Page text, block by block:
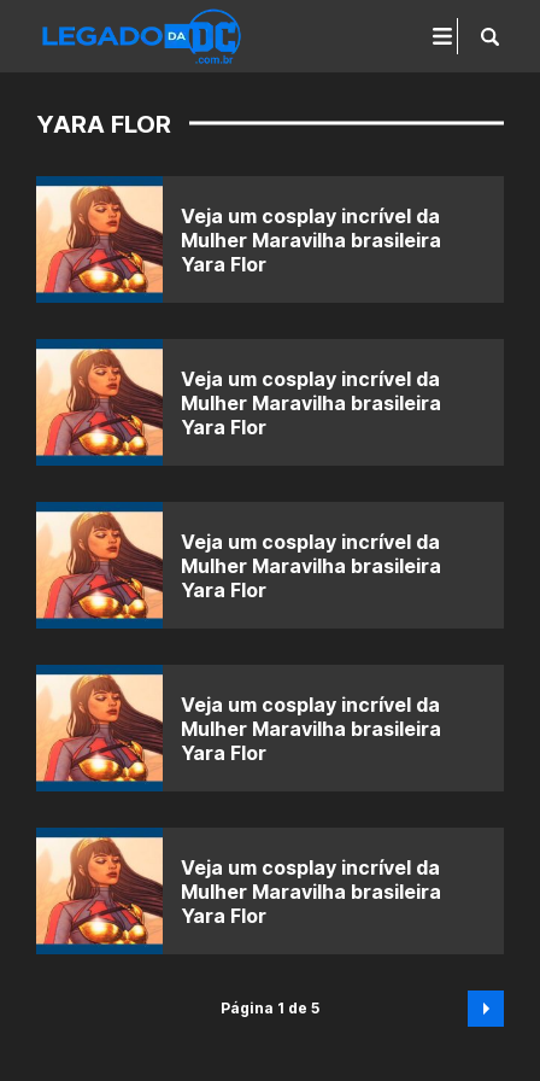
YARA FLOR
Veja um cosplay incrível da
Mulher Maravilha brasileira
Yara Flor
Veja um cosplay incrível da
Mulher Maravilha brasileira
Yara Flor
Veja um cosplay incrível da
Mulher Maravilha brasileira
Yara Flor
Veja um cosplay incrível da
Mulher Maravilha brasileira
Yara Flor
Veja um cosplay incrível da
Mulher Maravilha brasileira
Yara Flor
Página 1 de 5